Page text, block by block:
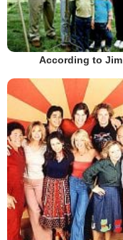
According to Jim